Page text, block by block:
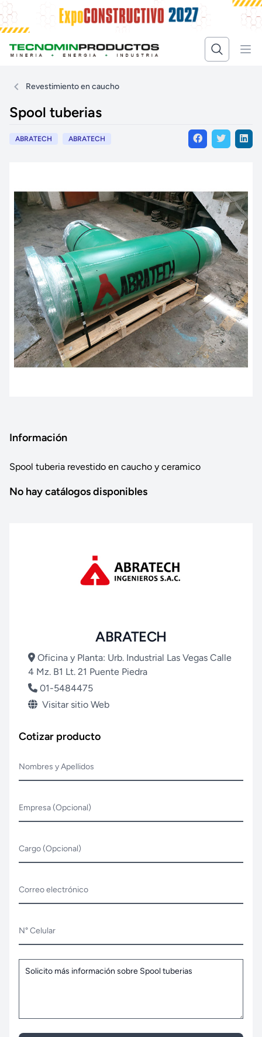
Revestimiento en caucho
Spool tuberias
ABRATECH ABRATECH
Información
Spool tuberia revestido en caucho y ceramico
No hay catálogos disponibles
ABRATECH
Oficina y Planta: Urb. Industrial Las Vegas Calle
4 Mz. B1 Lt. 21 Puente Piedra
01-5484475
Visitar sitio Web
Cotizar producto
Nombres y Apellidos
Empresa (Opcional)
Cargo (Opcional)
Correo electrónico
N° Celular